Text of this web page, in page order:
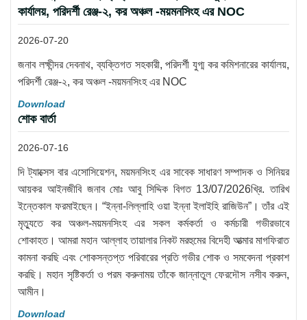
কার্যালয়, পরিদর্শী রেঞ্জ-২, কর অঞ্চল -ময়মনসিংহ এর NOC
2026-07-20
জনাব লক্ষীন্দর দেবনাথ, ব্যক্তিগত সহকারী, পরিদর্শী যুগ্ম কর কমিশনারের কার্যালয়,
পরিদর্শী রেঞ্জ-২, কর অঞ্চল -ময়মনসিংহ এর NOC
Download
শোক বার্তা
2026-07-16
দি ট্যাক্সেস বার এসোসিয়েশন, ময়মনসিংহ এর সাবেক সাধারণ সম্পাদক ও সিনিয়র
আয়কর আইনজীবি জনাব মোঃ আবু সিদ্দিক বিগত 13/07/2026খ্রি. তারিখ
ইন্তেকাল ফরমাইছেন। “ইন্না-লিল্লাহি ওয়া ইন্না ইলাইহি রাজিউন”। তাঁর এই
মৃত্যুতে কর অঞ্চল-ময়মনসিংহ এর সকল কর্মকর্তা ও কর্মচারী গভীরভাবে
শোকাহত। আমরা মহান আল্লাহ তায়ালার নিকট মরহুমের বিদেহী আত্মার মাগফিরাত
কামনা করছি এবং শোকসন্তপ্ত পরিবারের প্রতি গভীর শোক ও সমবেদনা প্রকাশ
করছি। মহান সৃষ্টিকর্তা ও পরম করুনাময় তাঁকে জান্নাতুল ফেরদৌস নসীব করুন,
আমীন।
Download